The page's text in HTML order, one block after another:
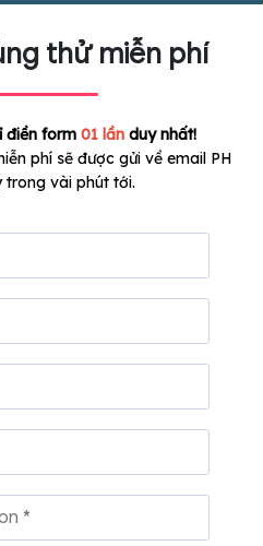
thử miễn phí
điền form 01 lầnduy nhất!
phí sẽ được gửi về email PH
trong vài phút tới.